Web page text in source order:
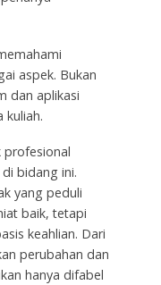
aspek. Bukan
dan aplikasi
kuliah.
profesional
bidang ini.
yang peduli
baik, tetapi
keahlian. Dari
perubahan dan
hanya difabel